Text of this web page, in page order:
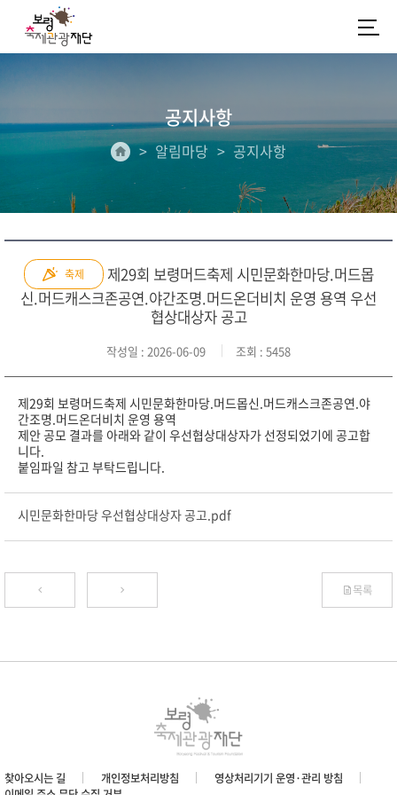
공지사항
알림마당 공지사항
축제
제29회 보령머드축제 시민문화한마당.머드몹
신.머드캐스크존공연.야간조명.머드온더비치 운영 용역 우선
협상대상자 공고
작성일 : 2026-06-09 조회 : 5458
제29회 보령머드축제 시민문화한마당.머드몹신.머드캐스크존공연.야
간조명.머드온더비치 운영 용역
제안 공모 결과를 아래와 같이 우선협상대상자가 선정되었기에 공고합
니다.
붙임파일 참고 부탁드립니다.
시민문화한마당 우선협상대상자 공고.pdf
목록
찾아오시는 길 개인정보처리방침
영상처리기기 운영·관리 방침